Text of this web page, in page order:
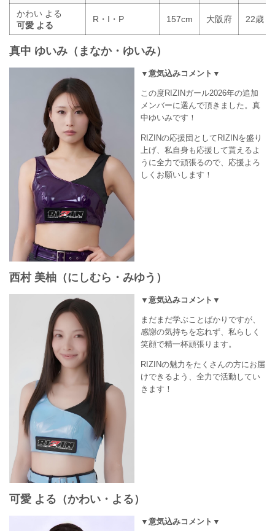
かわい よる
可愛 よる
R・I・P 157cm 大阪府 22歳
真中 ゆいみ（まなか・ゆいみ）
▼意気込みコメント▼
この度RIZINガール2026年の追加
メンバーに選んで頂きました。真
中ゆいみです！
RIZINの応援団としてRIZINを盛り
上げ、私自身も応援して貰えるよ
うに全力で頑張るので、応援よろ
しくお願いします！
西村 美柚（にしむら・みゆう）
▼意気込みコメント▼
まだまだ学ぶことばかりですが、
感謝の気持ちを忘れず、私らしく
笑顔で精一杯頑張ります。
RIZINの魅力をたくさんの方にお届
けできるよう、全力で活動してい
きます！
可愛 よる（かわい・よる）
▼意気込みコメント▼